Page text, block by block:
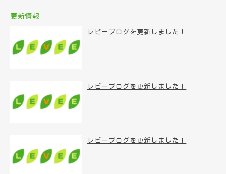
更新情報
レビーブログを更新しました！
レビーブログを更新しました！
レビーブログを更新しました！